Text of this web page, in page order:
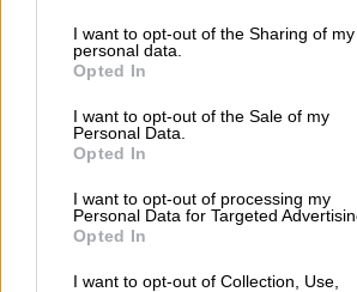
not limited to your visit or usage
grant or deny consent to Google and its
use your data for below specified
consent section.
I want to opt-out of the Sharing of my
personal data.
Opted In
I want to opt-out of the Sale of my
Personal Data.
Opted In
I want to opt-out of processing my
Personal Data for Targeted
Opted In
I want to opt-out of Collection, Use,
Στα προγράµµατα αυτά
δηµοτικοί όσο και ιδιωτικοί
σταθµοί, αλλά ανάµεσα στις
εκδηλώθηκε ανταγωνισµός.
δηµοτικοί σταθµοί
εκτός επιδότησης και αυτό
µένουν τουλάχιστον 15.000